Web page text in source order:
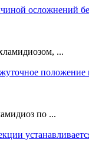
осложнений
...
положение
по ...